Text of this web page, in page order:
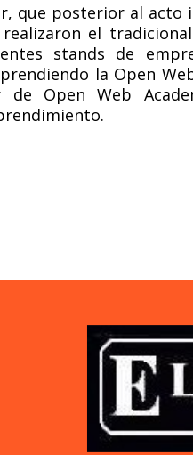
que posterior al acto
realizaron el
stands de
la Open
de Open Web